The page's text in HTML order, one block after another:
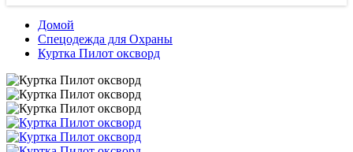
Домой
Спецодежда для Охраны
Куртка Пилот оксворд